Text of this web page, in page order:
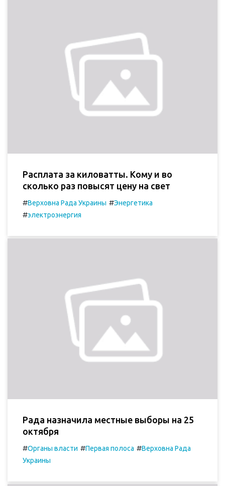
Расплата за киловатты. Кому и во
сколько раз повысят цену на свет
#Верховна Рада Украины #Энергетика
#электроэнергия
Рада назначила местные выборы на 25
октября
#Органы власти #Первая полоса #Верховна Рада
Украины